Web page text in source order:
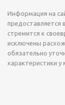
Информация на
предоставляется
стремится к
исключены
обязательно
характеристики